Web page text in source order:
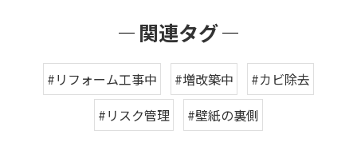
関連タグ
#リフォーム工事中 #増改築中
#カビ除去
#リスク管理
#壁紙の裏側